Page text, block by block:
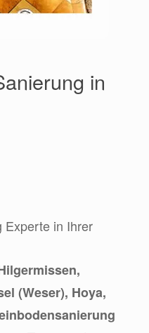
in
Experte in Ihrer
(Weser), Hoya,